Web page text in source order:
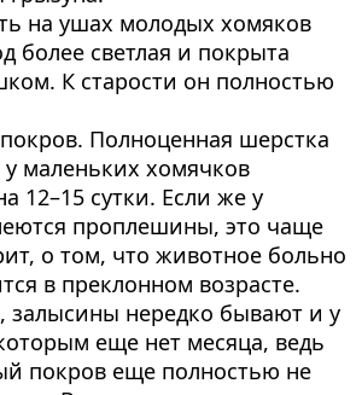
на ушах молодых хомяков
более светлая и покрыта
К старости он полностью
Полноценная шерстка
у маленьких хомячков
12–15 сутки. Если же у
проплешины, это чаще
о том, что животное больно
в преклонном возрасте.
залысины нередко бывают и у
еще нет месяца, ведь
покров еще полностью не